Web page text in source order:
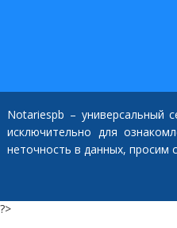
Notariespb – универсальный
исключительно для
неточность в данных, просим
?>